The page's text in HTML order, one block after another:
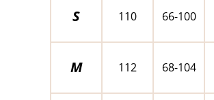
S 110 66-100
M 112 68-104